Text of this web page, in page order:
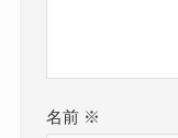
名前 ※